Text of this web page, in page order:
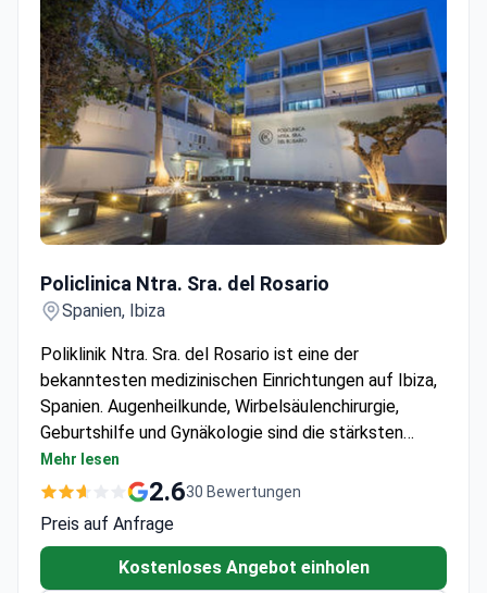
Policlinica Ntra. Sra. del Rosario
Spanien, Ibiza
Poliklinik Ntra. Sra. del Rosario ist eine der
bekanntesten medizinischen Einrichtungen auf Ibiza,
Spanien. Augenheilkunde, Wirbelsäulenchirurgie,
Geburtshilfe und Gynäkologie sind die stärksten
Fachgebiete. Patienten aus den Vereinigten Staaten,
Kanada, Großbritannien und anderen Ländern wählen
Policlinica Ntra. Sra. del Rosario für das
Gesundheitswesen.
Mehr lesen
2.630 Bewertungen
Preis auf Anfrage
Kostenloses Angebot einholen